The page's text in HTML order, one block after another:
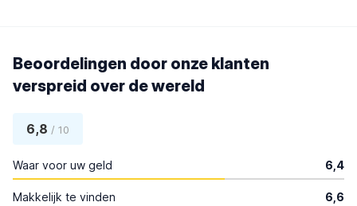
Beoordelingen door onze klanten
verspreid over de wereld
6,8 / 10
Waar voor uw geld 6,4
Makkelijk te vinden 6,6